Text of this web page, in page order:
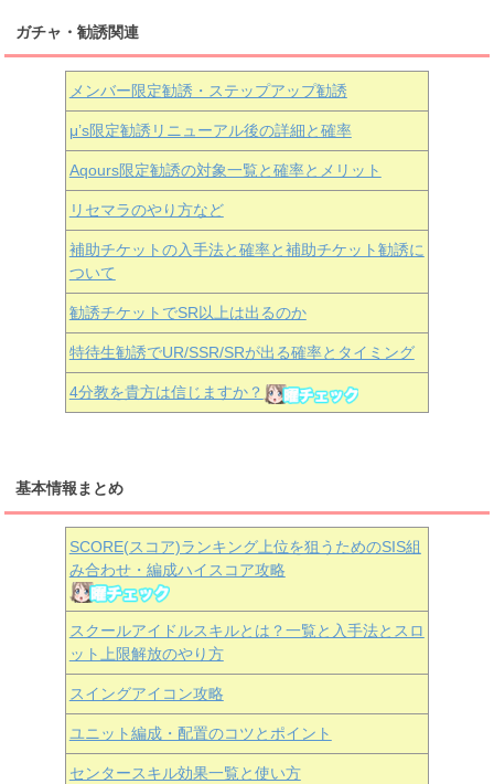
ガチャ・勧誘関連
メンバー限定勧誘・ステップアップ勧誘
μ’s限定勧誘リニューアル後の詳細と確率
Aqours限定勧誘の対象一覧と確率とメリット
リセマラのやり方など
補助チケットの入手法と確率と補助チケット勧誘に
ついて
勧誘チケットでSR以上は出るのか
特待生勧誘でUR/SSR/SRが出る確率とタイミング
4分教を貴方は信じますか？
基本情報まとめ
SCORE(スコア)ランキング上位を狙うためのSIS組
み合わせ・編成ハイスコア攻略
スクールアイドルスキルとは？一覧と入手法とスロ
ット上限解放のやり方
スイングアイコン攻略
ユニット編成・配置のコツとポイント
センタースキル効果一覧と使い方